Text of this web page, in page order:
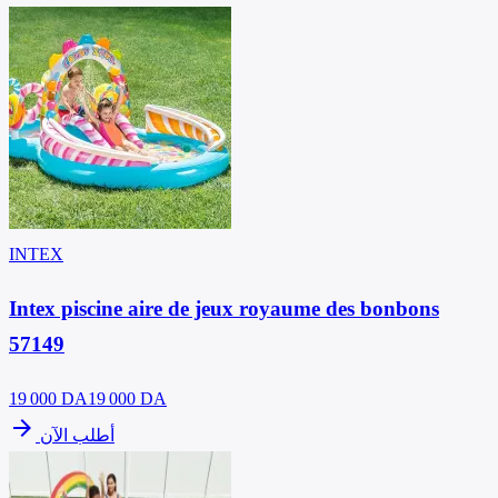
INTEX
Intex piscine aire de jeux royaume des bonbons
57149
19 000 DA19 000 DA
arrow_forward أطلب الآن